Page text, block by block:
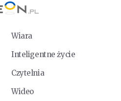
Wiara
Inteligentne życie
Czytelnia
Wideo